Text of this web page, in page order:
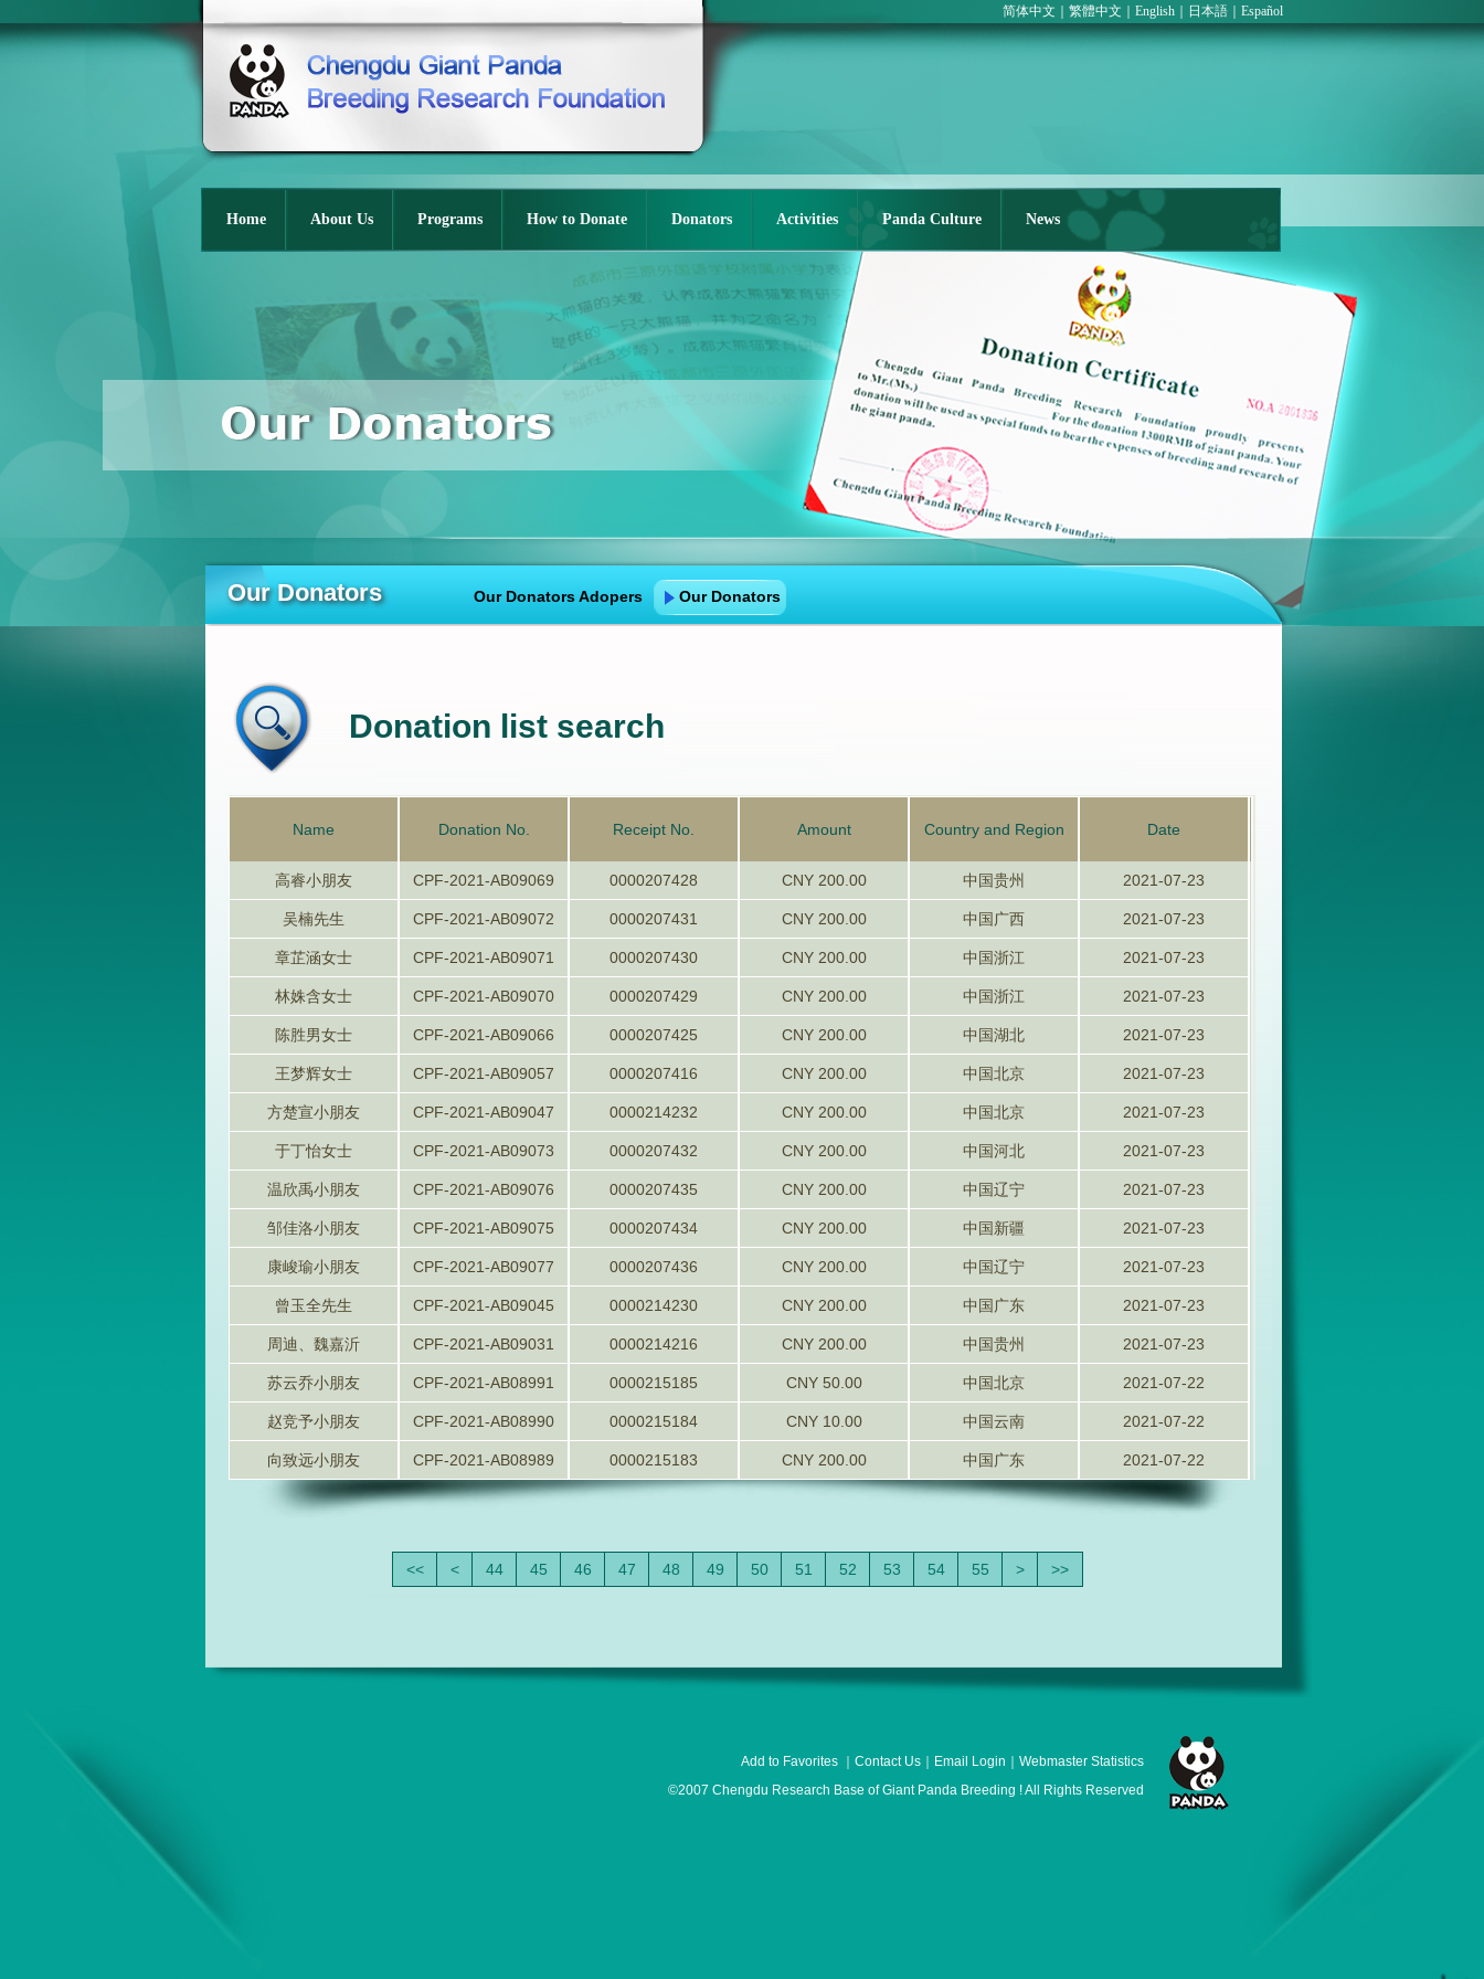
简体中文 繁體中文 English 日本語 Español
28-
Home About Us Programs How to Donate Donators Activities Panda Culture News
Our Donators Our Donators Adopers Our Donators
Donation list search
Name Donation No. Receipt No. Amount Country and Region Date
高睿小朋友 CPF-2021-AB09069 0000207428 CNY 200.00 中国贵州 2021-07-23
吴楠先生 CPF-2021-AB09072 0000207431 CNY 200.00 中国广西 2021-07-23
章芷涵女士 CPF-2021-AB09071 0000207430 CNY 200.00 中国浙江 2021-07-23
林姝含女士 CPF-2021-AB09070 0000207429 CNY 200.00 中国浙江 2021-07-23
陈胜男女士 CPF-2021-AB09066 0000207425 CNY 200.00 中国湖北 2021-07-23
王梦辉女士 CPF-2021-AB09057 0000207416 CNY 200.00 中国北京 2021-07-23
方楚宣小朋友 CPF-2021-AB09047 0000214232 CNY 200.00 中国北京 2021-07-23
于丁怡女士 CPF-2021-AB09073 0000207432 CNY 200.00 中国河北 2021-07-23
温欣禹小朋友 CPF-2021-AB09076 0000207435 CNY 200.00 中国辽宁 2021-07-23
邹佳洛小朋友 CPF-2021-AB09075 0000207434 CNY 200.00 中国新疆 2021-07-23
康峻瑜小朋友 CPF-2021-AB09077 0000207436 CNY 200.00 中国辽宁 2021-07-23
曾玉全先生 CPF-2021-AB09045 0000214230 CNY 200.00 中国广东 2021-07-23
周迪、魏嘉沂 CPF-2021-AB09031 0000214216 CNY 200.00 中国贵州 2021-07-23
苏云乔小朋友 CPF-2021-AB08991 0000215185 CNY 50.00 中国北京 2021-07-22
赵竞予小朋友 CPF-2021-AB08990 0000215184 CNY 10.00 中国云南 2021-07-22
向致远小朋友 CPF-2021-AB08989 0000215183 CNY 200.00 中国广东 2021-07-22
<< < 44 45 46 47 48 49 50 51 52 53 54 55 > >>
Add to Favorites Contact Us Email Login
Webmaster Statistics
©2007 Chengdu Research Base of Giant Panda Breeding ! All Rights Reserved